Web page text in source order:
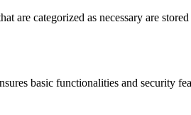
categorized as necessary are
basic functionalities and security